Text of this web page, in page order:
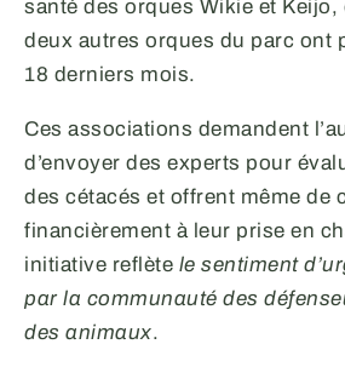
santé des orques Wikie et Keijo,
deux autres orques du parc ont
18 derniers mois.
Ces associations demandent
d’envoyer des experts pour
des cétacés et offrent même de
financièrement à leur prise en
initiative reflète le sentiment
par la communauté des
des animaux.